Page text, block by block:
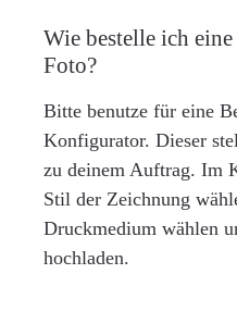
Wie bestelle ich
Foto?
Bitte benutze für eine
Konfigurator. Dieser
zu deinem Auftrag. Im
Stil der Zeichnung
Druckmedium wählen
hochladen.